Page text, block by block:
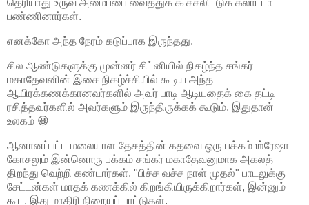
தெரியாது உருவ அமைப்பை வைத்துக் கூச்சலிட்டுக் கலாட்டா
பண்ணினார்கள்.
எனக்கோ அந்த நேரம் கடுப்பாக இருந்தது.
சில ஆண்டுகளுக்கு முன்னர் சிட்னியில் நிகழ்ந்த சங்கர்
மகாதேவனின் இசை நிகழ்ச்சியில் கூடிய அந்த
ஆயிரக்கணக்கானவர்களில் அவர் பாடி ஆடியதைக் கை தட்டி
ரசித்தவர்களில் அவர்களும் இருந்திருக்கக் கூடும். இதுதான்
உலகம் 😀
ஆனானப்பட்ட மலையாள தேசத்தின் கதவை ஒரு பக்கம் ஶ்ரேஷா
கோசலும் இன்னொரு பக்கம் சங்கர் மகாதேவனுமாக அகலத்
திறந்து வெற்றி கண்டார்கள். "பிச்ச வச்ச நாள் முதல்" பாடலுக்கு
சேட்டன்கள் மாதக் கணக்கில் கிறங்கியிருக்கிறார்கள், இன்னும்
கூட. இது மாதிரி நிறையப் பாட்டுகள்.